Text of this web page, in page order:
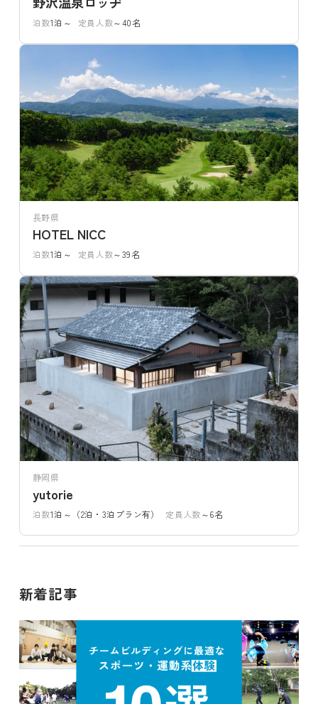
泊数1泊～ 定員人数～40名
長野県
HOTEL NICC
泊数1泊～ 定員人数～39名
静岡県
yutorie
泊数1泊～（2泊・3泊プラン有） 定員人数～6名
新着記事